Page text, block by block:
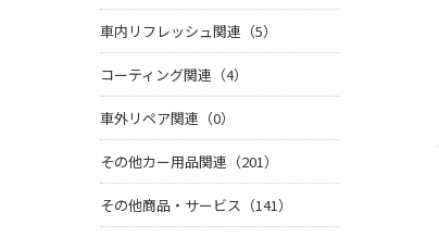
車内リフレッシュ関連（5）
コーティング関連（4）
車外リペア関連（0）
その他カー用品関連（201）
その他商品・サービス（141）